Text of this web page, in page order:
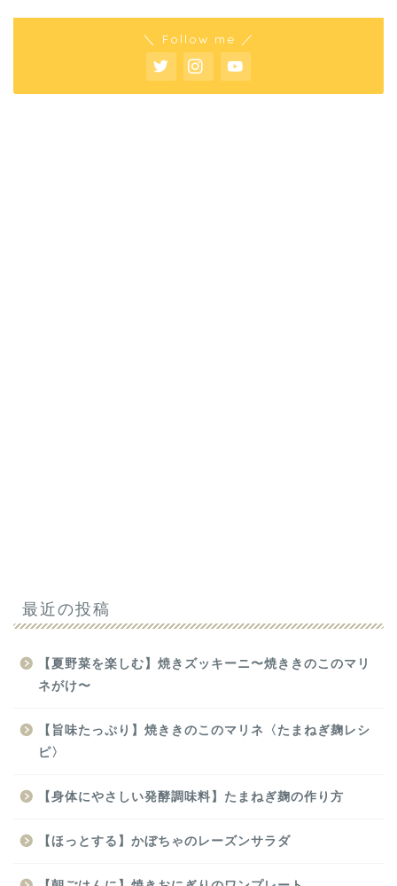
＼ Follow me ／
最近の投稿
【夏野菜を楽しむ】焼きズッキーニ〜焼ききのこのマリ
ネがけ〜
【旨味たっぷり】焼ききのこのマリネ〈たまねぎ麹レシ
ピ〉
【身体にやさしい発酵調味料】たまねぎ麹の作り方
【ほっとする】かぼちゃのレーズンサラダ